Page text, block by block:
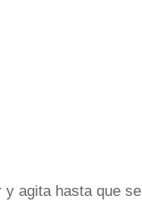
y agita hasta que se